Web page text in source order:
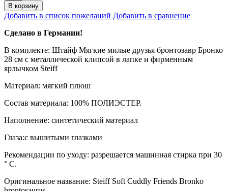
В корзину
Добавить в список пожеланий Добавить в сравнение
Сделано в Германии!
В комплекте: Штайф Мягкие милые друзья бронтозавр Бронко
28 см с металлической клипсой в лапке и фирменным
ярлычком Steiff
Материал: мягкий плюш
Состав материала: 100% ПОЛИЭСТЕР.
Наполнение: синтетический материал
Глаза:с вышитыми глазками
Рекомендации по уходу: разрешается машинная стирка при 30
° C.
Оригинальное название: Steiff Soft Cuddly Friends Bronko